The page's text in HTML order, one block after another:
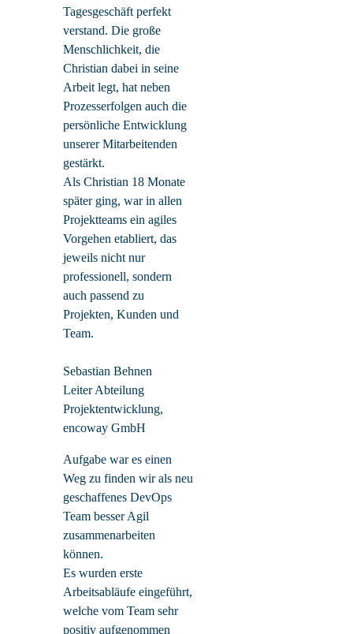
Tagesgeschäft perfekt
verstand. Die große
Menschlichkeit, die
Christian dabei in seine
Arbeit legt, hat neben
Prozesserfolgen auch die
persönliche Entwicklung
unserer Mitarbeitenden
gestärkt.
Als Christian 18 Monate
später ging, war in allen
Projektteams ein agiles
Vorgehen etabliert, das
jeweils nicht nur
professionell, sondern
auch passend zu
Projekten, Kunden und
Team.
Sebastian Behnen
Leiter Abteilung
Projektentwicklung,
encoway GmbH
Aufgabe war es einen
Weg zu finden wir als neu
geschaffenes DevOps
Team besser Agil
zusammenarbeiten
können.
Es wurden erste
Arbeitsabläufe eingeführt,
welche vom Team sehr
positiv aufgenommen